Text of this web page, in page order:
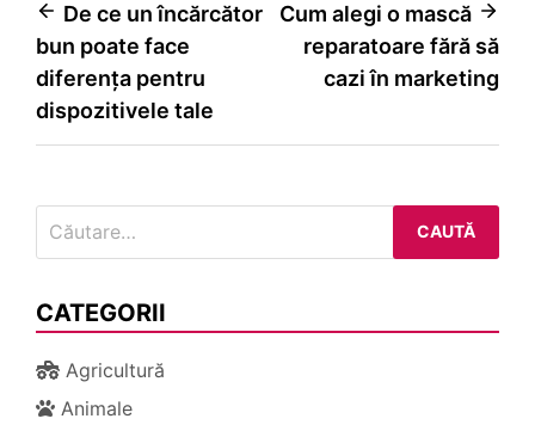
Navigare
în
articole
De ce un încărcător
bun poate face
diferența pentru
dispozitivele tale
Cum alegi o mască
reparatoare fără să
cazi în marketing
după:
CATEGORII
Agricultură
Animale